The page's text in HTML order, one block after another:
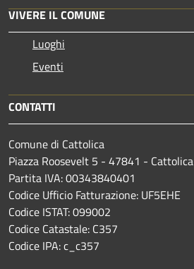
VIVERE IL COMUNE
Luoghi
Eventi
CONTATTI
Comune di Cattolica
Piazza Roosevelt 5 - 47841 - Cattolica
Partita IVA: 00343840401
Codice Ufficio Fatturazione: UF5EHE
Codice ISTAT: 099002
Codice Catastale: C357
Codice IPA: c_c357